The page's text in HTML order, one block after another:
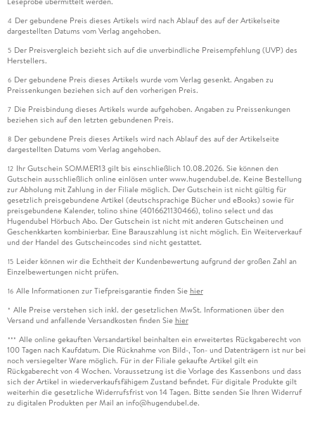
4 Der gebundene Preis dieses Artikels wird nach Ablauf des auf der Artikelseite
dargestellten Datums vom Verlag angehoben.
5 Der Preisvergleich bezieht sich auf die unverbindliche Preisempfehlung (UVP) des
Herstellers.
6 Der gebundene Preis dieses Artikels wurde vom Verlag gesenkt. Angaben zu
Preissenkungen beziehen sich auf den vorherigen Preis.
7 Die Preisbindung dieses Artikels wurde aufgehoben. Angaben zu Preissenkungen
beziehen sich auf den letzten gebundenen Preis.
8 Der gebundene Preis dieses Artikels wird nach Ablauf des auf der Artikelseite
dargestellten Datums vom Verlag angehoben.
12 Ihr Gutschein SOMMER13 gilt bis einschließlich 10.08.2026. Sie können den
Gutschein ausschließlich online einlösen unter www.hugendubel.de. Keine Bestellung
zur Abholung mit Zahlung in der Filiale möglich. Der Gutschein ist nicht gültig für
gesetzlich preisgebundene Artikel (deutschsprachige Bücher und eBooks) sowie für
preisgebundene Kalender, tolino shine (4016621130466), tolino select und das
Hugendubel Hörbuch Abo. Der Gutschein ist nicht mit anderen Gutscheinen und
Geschenkkarten kombinierbar. Eine Barauszahlung ist nicht möglich. Ein Weiterverkauf
und der Handel des Gutscheincodes sind nicht gestattet.
15 Leider können wir die Echtheit der Kundenbewertung aufgrund der großen Zahl an
Einzelbewertungen nicht prüfen.
16 Alle Informationen zur Tiefpreisgarantie finden Sie hier
* Alle Preise verstehen sich inkl. der gesetzlichen MwSt. Informationen über den
Versand und anfallende Versandkosten finden Sie hier
*** Alle online gekauften Versandartikel beinhalten ein erweitertes Rückgaberecht von
100 Tagen nach Kaufdatum. Die Rücknahme von Bild-, Ton- und Datenträgern ist nur bei
noch versiegelter Ware möglich. Für in der Filiale gekaufte Artikel gilt ein
Rückgaberecht von 4 Wochen. Voraussetzung ist die Vorlage des Kassenbons und dass
sich der Artikel in wiederverkaufsfähigem Zustand befindet. Für digitale Produkte gilt
weiterhin die gesetzliche Widerrufsfrist von 14 Tagen. Bitte senden Sie Ihren Widerruf
zu digitalen Produkten per Mail an info@hugendubel.de.